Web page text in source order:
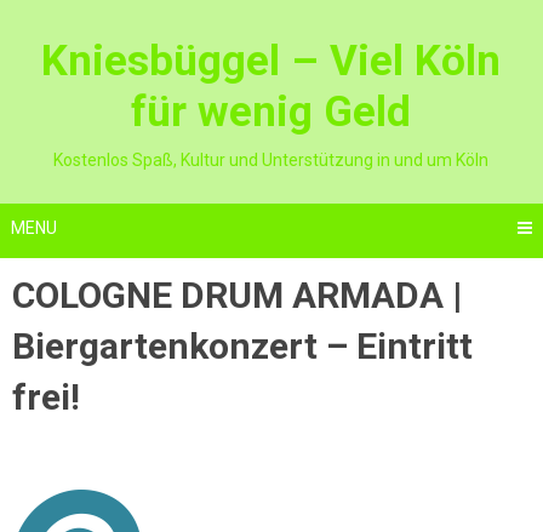
contentKniesbüggel – Viel Köln
für wenig Geld
Kostenlos Spaß, Kultur und Unterstützung in und um Köln
MENU
COLOGNE DRUM ARMADA |
Biergartenkonzert – Eintritt
frei!